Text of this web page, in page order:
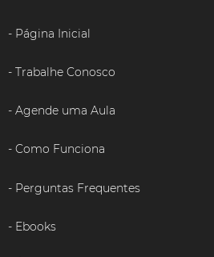
Página Inicial
Trabalhe Conosco
Agende uma Aula
Como Funciona
Perguntas Frequentes
Ebooks